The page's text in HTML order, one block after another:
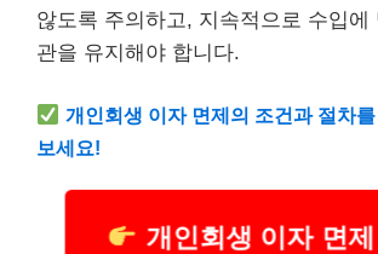
않도록 주의하고, 지속적으로 수입에
관을 유지해야 합니다.
개인회생 이자 면제의 조건과 절차
보세요!
개인회생 이자 면제